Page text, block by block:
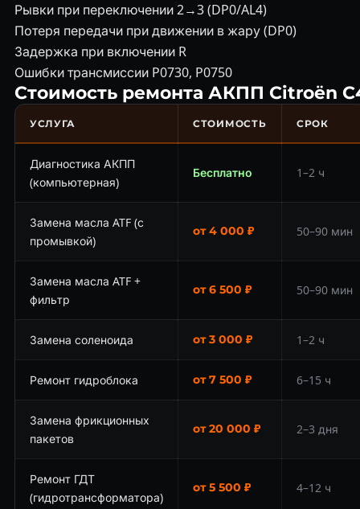
Рывки при переключении 2→3 (DP0/AL4)
Потеря передачи при движении в жару (DP0)
Задержка при включении R
Ошибки трансмиссии P0730, P0750
Стоимость ремонта АКПП Citroën
УСЛУГА СТОИМОСТЬ СРОК
Диагностика АКПП
(компьютерная)
Бесплатно 1–2 ч
Замена масла ATF (с
промывкой)
от 4 000 ₽ 50–90 мин
Замена масла ATF +
фильтр
от 6 500 ₽ 50–90 мин
Замена соленоида от 3 000 ₽ 1–2 ч
Ремонт гидроблока от 7 500 ₽ 6–15 ч
Замена фрикционных
пакетов
от 20 000 ₽ 2–3 дня
Ремонт ГДТ
(гидротрансформатора)
от 5 500 ₽ 4–12 ч